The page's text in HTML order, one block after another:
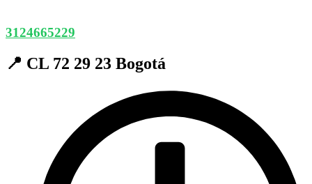
3124665229
📍 CL 72 29 23 Bogotá